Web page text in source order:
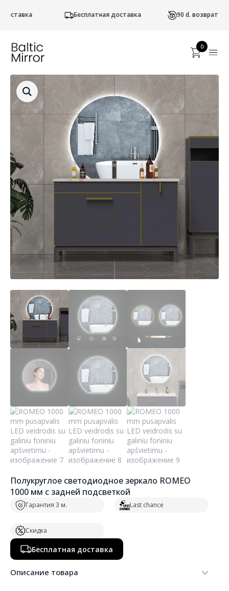
Бесплатная доставка 90 d. возврат товаров
0
Полукруглое светодиодное зеркало ROMEO
1000 мм с задней подсветкой
Гарантия 3 м. Last chance
Скидка
Бесплатная доставка
Описание товара